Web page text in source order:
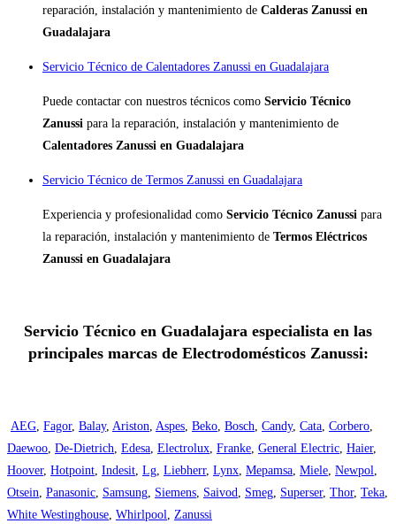
reparación, instalación y mantenimiento de Calderas Zanussi en
Guadalajara
Servicio Técnico de Calentadores Zanussi en Guadalajara
Puede contactar con nuestros técnicos como Servicio Técnico
Zanussi para la reparación, instalación y mantenimiento de
Calentadores Zanussi en Guadalajara
Servicio Técnico de Termos Zanussi en Guadalajara
Experiencia y profesionalidad como Servicio Técnico Zanussi para
la reparación, instalación y mantenimiento de Termos Eléctricos
Zanussi en Guadalajara
Servicio Técnico en Guadalajara especialista en las
principales marcas de Electrodomésticos Zanussi:
AEG, Fagor, Balay, Ariston, Aspes, Beko, Bosch, Candy, Cata, Corbero,
Daewoo, De-Dietrich, Edesa, Electrolux, Franke, General Electric, Haier,
Hoover, Hotpoint, Indesit, Lg, Liebherr, Lynx, Mepamsa, Miele, Newpol,
Otsein, Panasonic, Samsung, Siemens, Saivod, Smeg, Superser, Thor, Teka,
White Westinghouse, Whirlpool, Zanussi